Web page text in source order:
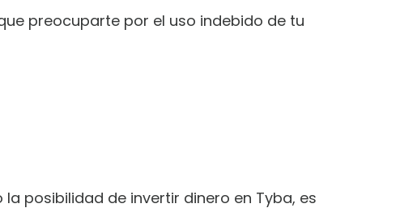
preocuparte por el uso indebido de tu
posibilidad de invertir dinero en Tyba, es